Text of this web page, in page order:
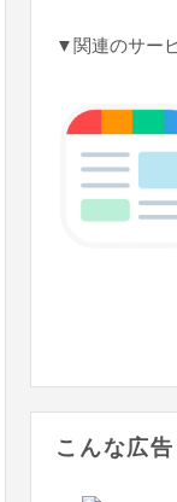
▼関連のサー
こんな広